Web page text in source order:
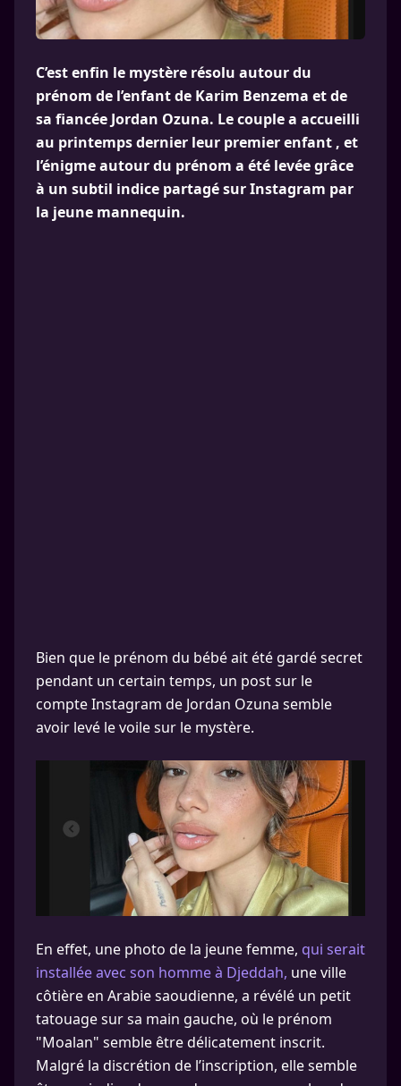
C’est enfin le mystère résolu autour du
prénom de l’enfant de Karim Benzema et de
sa fiancée Jordan Ozuna. Le couple a accueilli
au printemps dernier leur premier enfant , et
l’énigme autour du prénom a été levée grâce
à un subtil indice partagé sur Instagram par
la jeune mannequin.
Bien que le prénom du bébé ait été gardé secret
pendant un certain temps, un post sur le
compte Instagram de Jordan Ozuna semble
avoir levé le voile sur le mystère.
En effet, une photo de la jeune femme, qui serait
installée avec son homme à Djeddah, une ville
côtière en Arabie saoudienne, a révélé un petit
tatouage sur sa main gauche, où le prénom
"Moalan" semble être délicatement inscrit.
Malgré la discrétion de l’inscription, elle semble